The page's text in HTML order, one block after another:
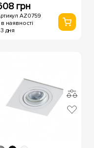
грн
AZ0759
в наявності
3 дня